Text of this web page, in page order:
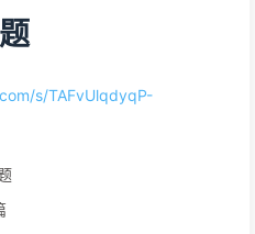
s/TAFvUlqdyqP-